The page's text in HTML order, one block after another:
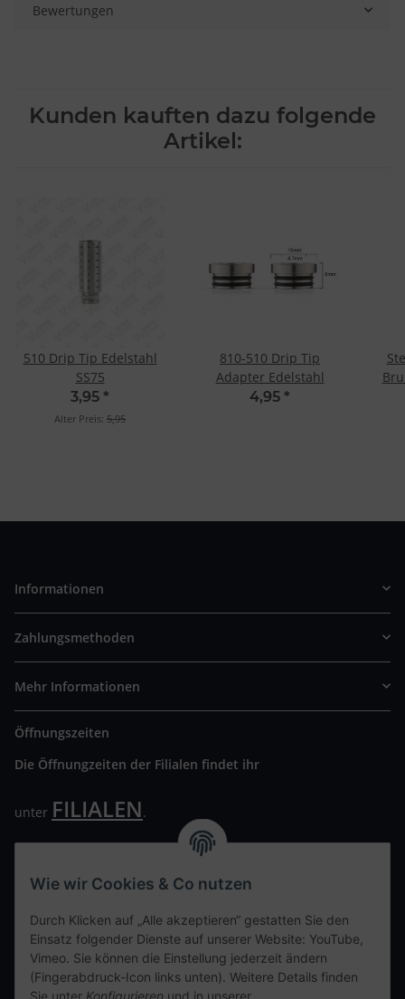
Bewertungen
Kunden kauften dazu folgende
Artikel:
510 Drip Tip Edelstahl
SS75
3,95 *
Alter Preis: 5,95
810-510 Drip Tip
Adapter Edelstahl
4,95 *
Informationen
Zahlungsmethoden
Mehr Informationen
Öffnungszeiten
Die Öffnungzeiten der Filialen findet ihr
unter FILIALEN.
Wir freuen uns auf Euren Besuch. Bitte beachtet die
Kontaktdaten
Wie wir Cookies & Co nutzen
Durch Klicken auf „Alle akzeptieren“ gestatten Sie den
Einsatz folgender Dienste auf unserer Website: YouTube,
Vimeo. Sie können die Einstellung jederzeit ändern
(Fingerabdruck-Icon links unten). Weitere Details finden